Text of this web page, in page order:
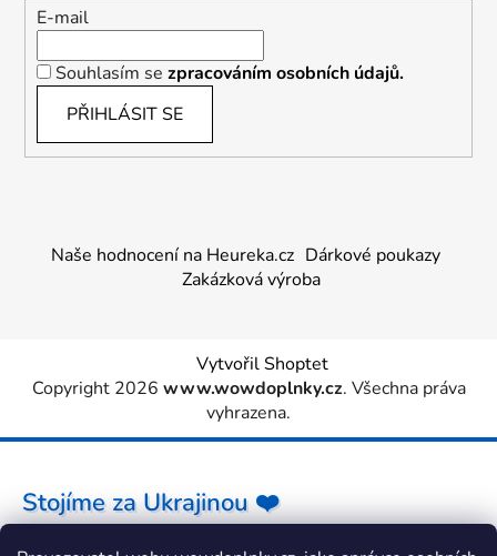
E-mail
Souhlasím se zpracováním osobních údajů.
PŘIHLÁSIT SE
Naše hodnocení na Heureka.cz Dárkové poukazy
Zakázková výroba
Vytvořil Shoptet
Copyright 2026 www.wowdoplnky.cz. Všechna práva
vyhrazena.
Stojíme za Ukrajinou ❤️